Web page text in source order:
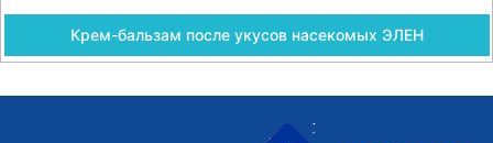
Крем-бальзам после укусов насекомых ЭЛЕН